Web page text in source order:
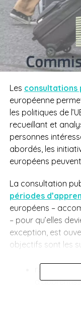
Les consultations
européenne
les politiques de
recueillant et
personnes
abordés, les
européens
La consultation
périodes
européens –
– pour qu’elles
exception, est
objectifs sont les
répertorier
fournir des